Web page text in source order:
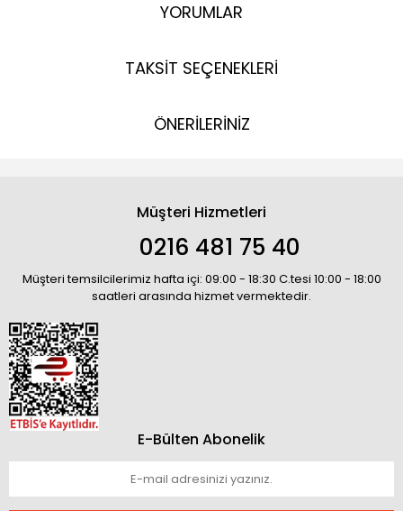
YORUMLAR
TAKSİT SEÇENEKLERİ
ÖNERİLERİNİZ
Müşteri Hizmetleri
0216 481 75 40
Müşteri temsilcilerimiz hafta içi: 09:00 - 18:30 C.tesi 10:00 - 18:00
saatleri arasında hizmet vermektedir.
E-Bülten Abonelik